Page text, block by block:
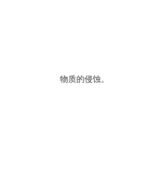
► 海拔高
► 环境温
► 最大风速：
► 运行环境：应
物质的侵蚀。